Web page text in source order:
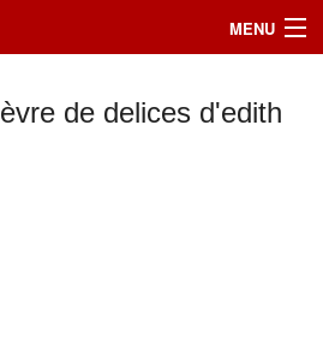
MENU
de delices d'edith